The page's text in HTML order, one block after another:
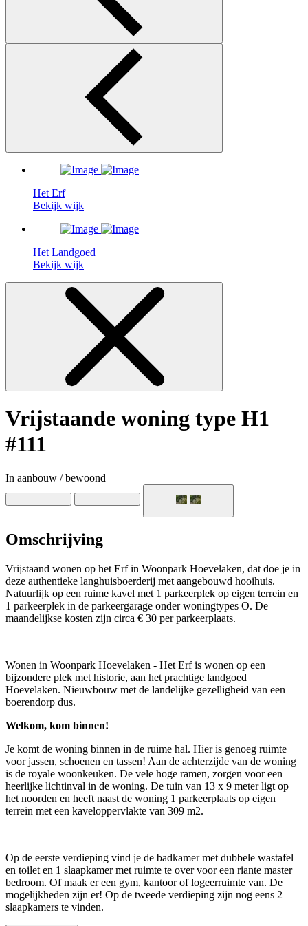
Het Erf
Bekijk wijk
Het Landgoed
Bekijk wijk
Vrijstaande woning type H1
#111
In aanbouw / bewoond
Omschrijving
Vrijstaand wonen op het Erf in Woonpark Hoevelaken, dat doe je in
deze authentieke langhuisboerderij met aangebouwd hooihuis.
Natuurlijk op een ruime kavel met 1 parkeerplek op eigen terrein en
1 parkeerplek in de parkeergarage onder woningtypes O. De
maandelijkse kosten zijn circa € 30 per parkeerplaats.
Wonen in Woonpark Hoevelaken - Het Erf is wonen op een
bijzondere plek met historie, aan het prachtige landgoed
Hoevelaken. Nieuwbouw met de landelijke gezelligheid van een
boerendorp dus.
Welkom, kom binnen!
Je komt de woning binnen in de ruime hal. Hier is genoeg ruimte
voor jassen, schoenen en tassen! Aan de achterzijde van de woning
is de royale woonkeuken. De vele hoge ramen, zorgen voor een
heerlijke lichtinval in de woning. De tuin van 13 x 9 meter ligt op
het noorden en heeft naast de woning 1 parkeerplaats op eigen
terrein met een kaveloppervlakte van 309 m2.
Op de eerste verdieping vind je de badkamer met dubbele wastafel
en toilet en 1 slaapkamer met ruimte te over voor een riante master
bedroom. Of maak er een gym, kantoor of logeerruimte van. De
mogelijkheden zijn er! Op de tweede verdieping zijn nog eens 2
slaapkamers te vinden.